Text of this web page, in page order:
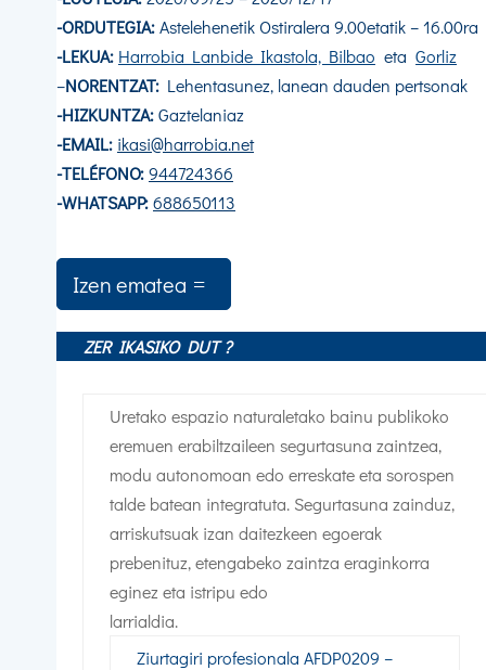
-ORDUTEGIA:Astelehenetik Ostiralera 9.00etatik – 16.00ra
-LEKUA: Harrobia Lanbide Ikastola, Bilbao eta Gorliz
–NORENTZAT: Lehentasunez, lanean dauden pertsonak
-HIZKUNTZA:Gaztelaniaz
-EMAIL: ikasi@harrobia.net
-TELÉFONO:944724366
-WHATSAPP:688650113
Izen ematea
ZER IKASIKO DUT ?
Uretako espazio naturaletako bainu publikoko
eremuen erabiltzaileen segurtasuna zaintzea,
modu autonomoan edo erreskate eta sorospen
talde batean integratuta. Segurtasuna zainduz,
arriskutsuak izan daitezkeen egoerak
prebenituz, etengabeko zaintza eraginkorra
eginez eta istripu edo
larrialdia.
Ziurtagiri profesionala AFDP0209 –